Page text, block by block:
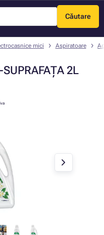
Căutare
Meniu
mici Aspiratoare
2L